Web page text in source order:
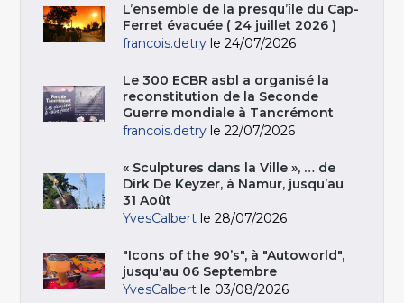
L’ensemble de la presqu’île du Cap-
Ferret évacuée ( 24 juillet 2026 )
francois.detry le 24/07/2026
Le 300 ECBR asbl a organisé la
reconstitution de la Seconde
Guerre mondiale à Tancrémont
francois.detry le 22/07/2026
« Sculptures dans la Ville », … de
Dirk De Keyzer, à Namur, jusqu’au
31 Août
YvesCalbert le 28/07/2026
"Icons of the 90’s", à "Autoworld",
jusqu'au 06 Septembre
YvesCalbert le 03/08/2026